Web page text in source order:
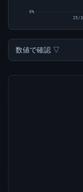
0%
25/3
数値で確認 ▽